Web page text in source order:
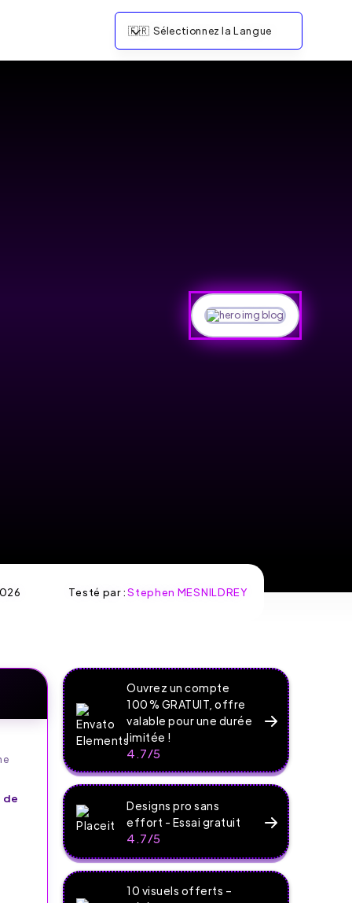
🇫🇷 Sélectionnez la Langue
Testé par :Stephen MESNILDREY
de
Ouvrez un compte
100% GRATUIT, offre
valable pour une durée
limitée !
4.7/5
Designs pro sans
effort - Essai gratuit
4.7/5
10 visuels offerts –